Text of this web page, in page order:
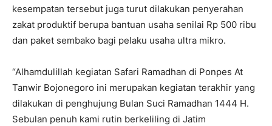
kesempatan tersebut juga turut dilakukan penyerahan
zakat produktif berupa bantuan usaha senilai Rp 500 ribu
dan paket sembako bagi pelaku usaha ultra mikro.
“Alhamdulillah kegiatan Safari Ramadhan di Ponpes At
Tanwir Bojonegoro ini merupakan kegiatan terakhir yang
dilakukan di penghujung Bulan Suci Ramadhan 1444 H.
Sebulan penuh kami rutin berkeliling di Jatim